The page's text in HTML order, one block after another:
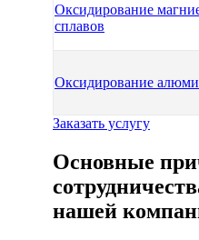
Оксидирование
сплавов
Оксидирование
Заказать услугу
Основные
нашей